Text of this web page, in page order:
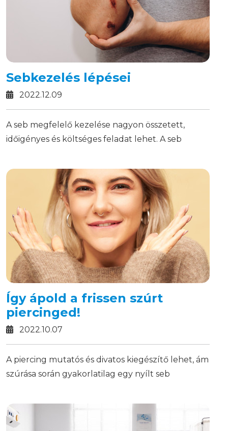
Sebkezelés lépései
2022.12.09
A seb megfelelő kezelése nagyon összetett,
időigényes és költséges feladat lehet. A seb
kezelési rend meghatározása nem mindig
Így ápold a frissen szúrt
piercinged!
2022.10.07
A piercing mutatós és divatos kiegészítő lehet, ám
szúrása során gyakorlatilag egy nyílt seb
körültekintő utókezelés és az ehhez való
készítmények kiválasztása.